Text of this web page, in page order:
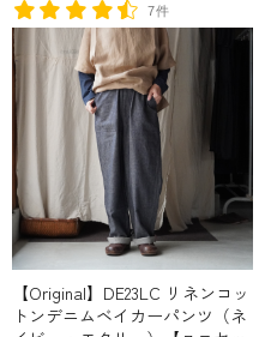
7件
【Original】DE23LC リネンコッ
トンデニムベイカーパンツ（ネ